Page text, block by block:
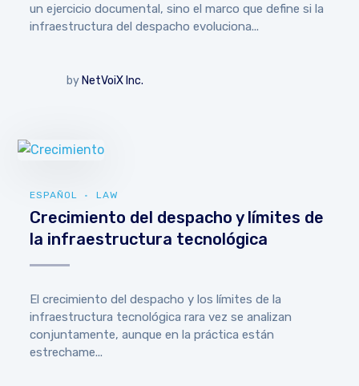
un ejercicio documental, sino el marco que define si la
infraestructura del despacho evoluciona...
by NetVoiX Inc.
ESPAÑOL LAW
Crecimiento del despacho y límites de
la infraestructura tecnológica
El crecimiento del despacho y los límites de la
infraestructura tecnológica rara vez se analizan
conjuntamente, aunque en la práctica están
estrechame...